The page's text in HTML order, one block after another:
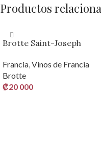
Productos
Brotte Saint-Joseph
Francia,Vinos de Francia
Brotte
₡20 000